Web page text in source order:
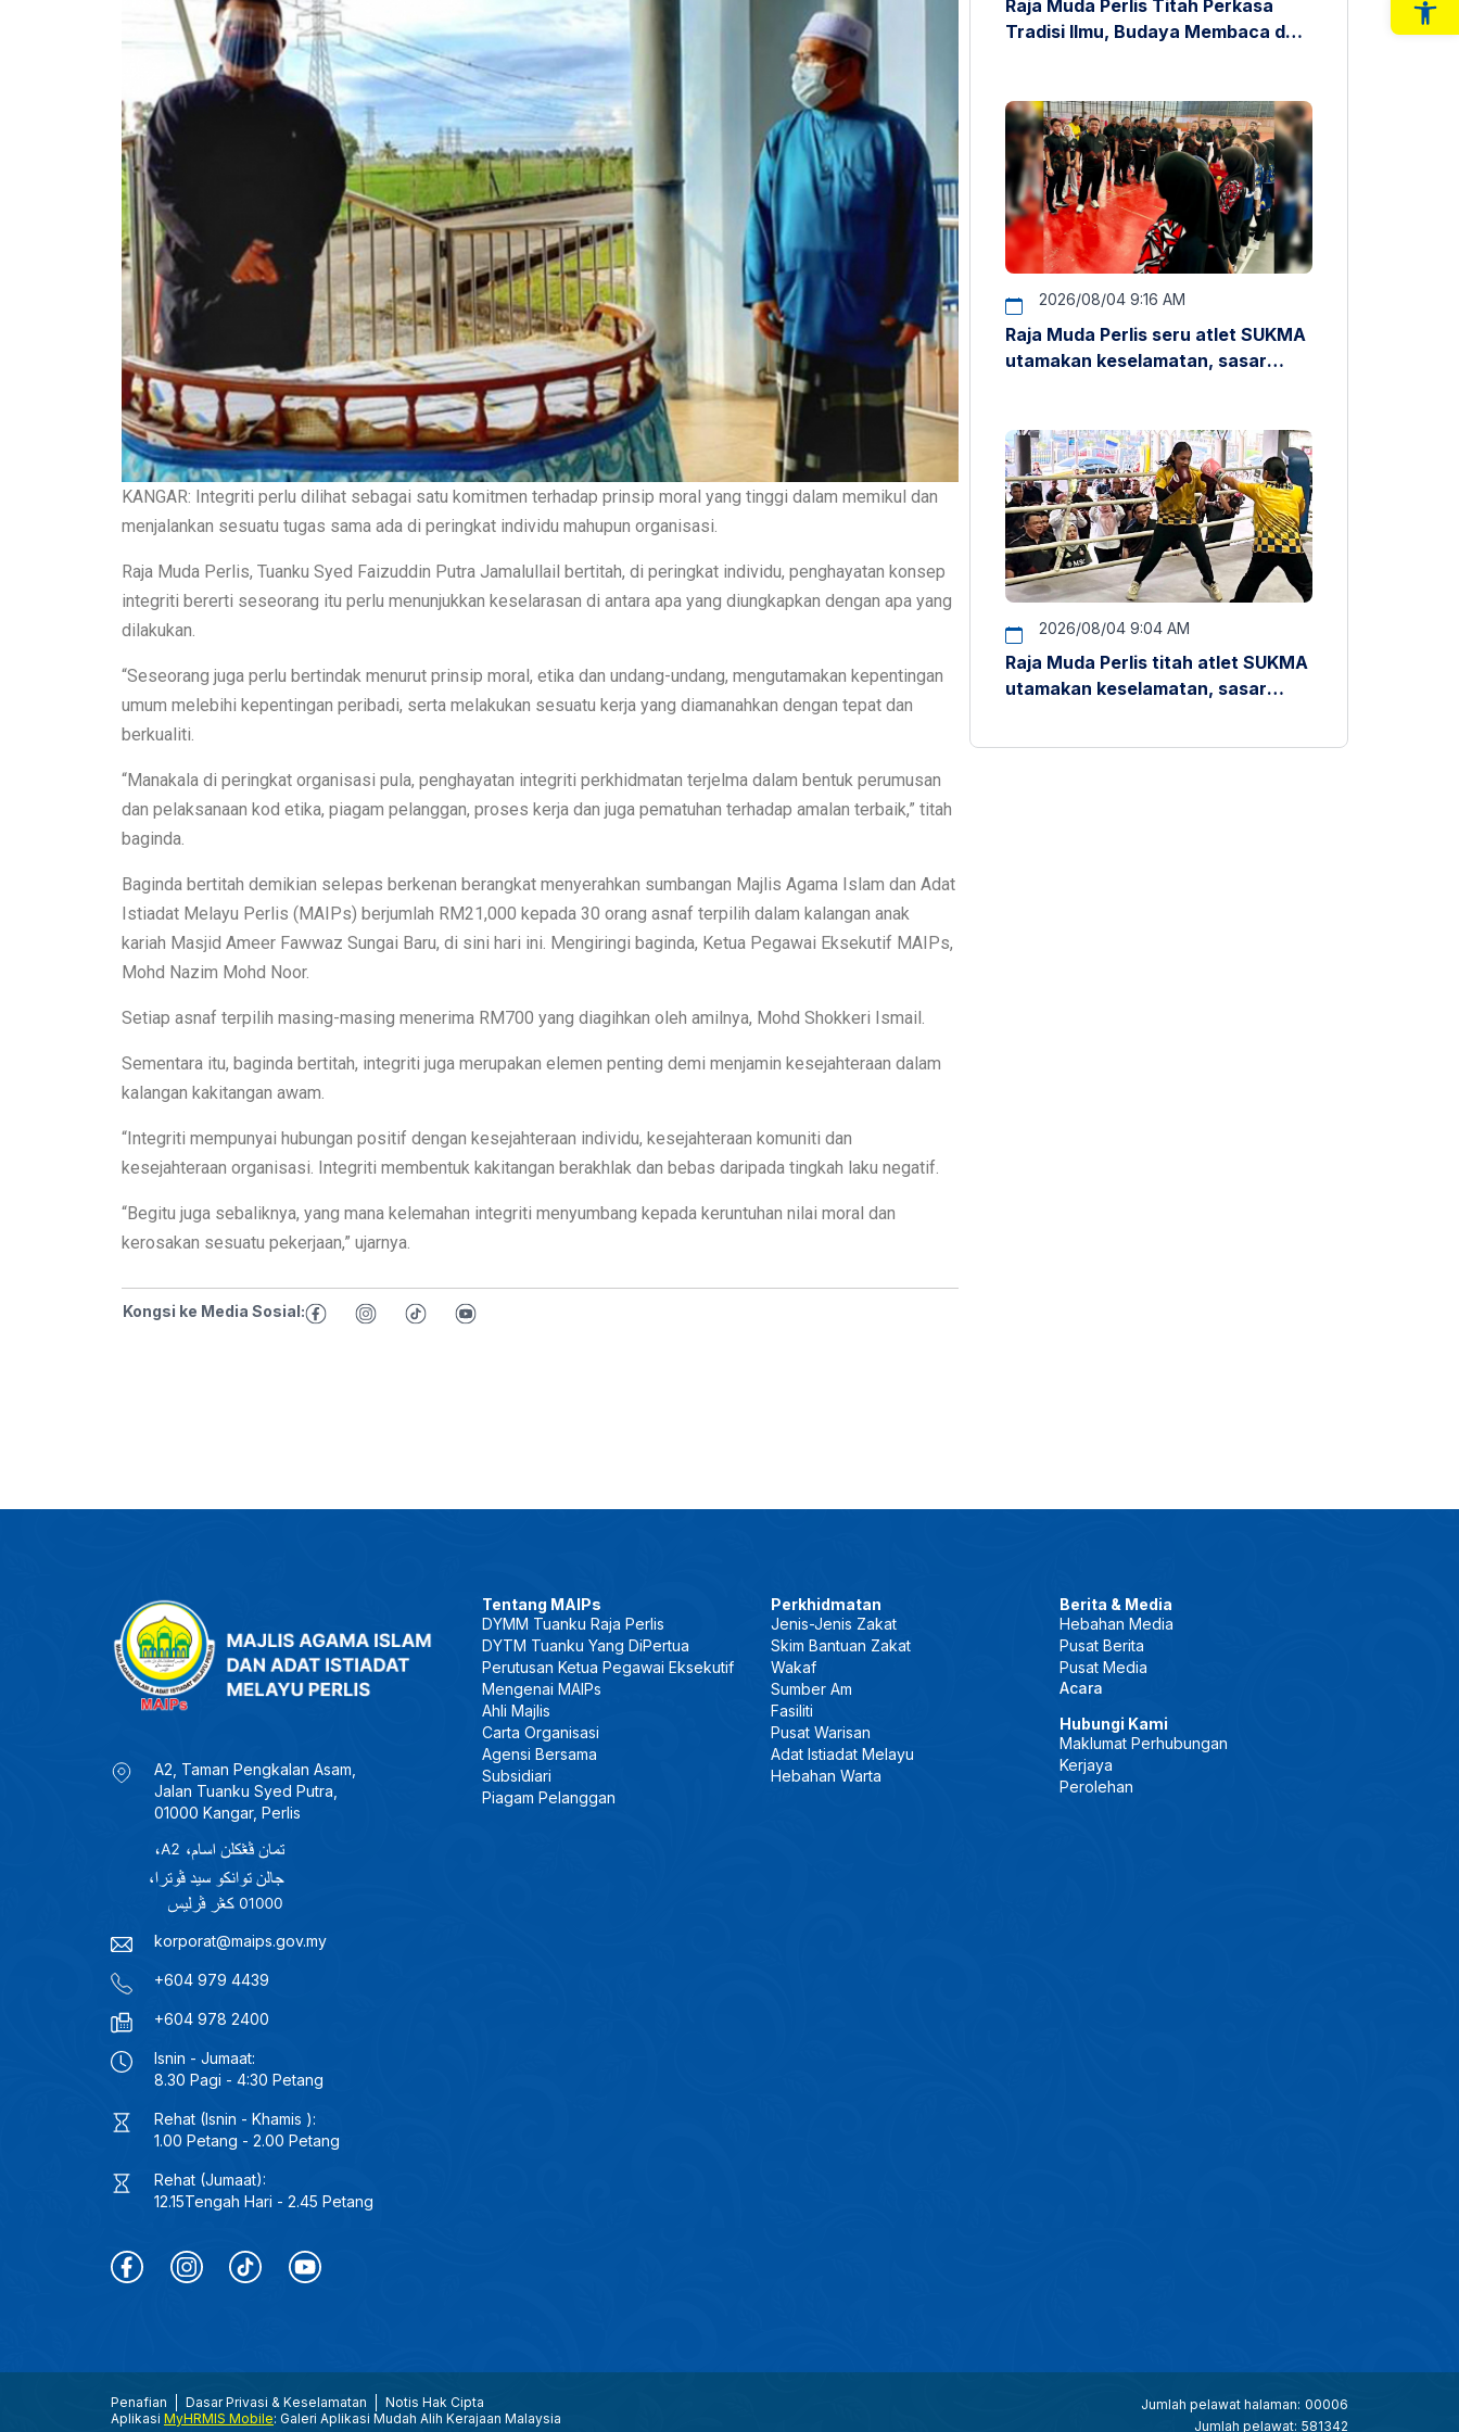
KANGAR: Integriti perlu dilihat sebagai satu komitmen terhadap prinsip moral yang tinggi dalam memikul dan
menjalankan sesuatu tugas sama ada di peringkat individu mahupun organisasi.
Raja Muda Perlis, Tuanku Syed Faizuddin Putra Jamalullail bertitah, di peringkat individu, penghayatan konsep
integriti bererti seseorang itu perlu menunjukkan keselarasan di antara apa yang diungkapkan dengan apa yang
dilakukan.
“Seseorang juga perlu bertindak menurut prinsip moral, etika dan undang-undang, mengutamakan kepentingan
umum melebihi kepentingan peribadi, serta melakukan sesuatu kerja yang diamanahkan dengan tepat dan
berkualiti.
“Manakala di peringkat organisasi pula, penghayatan integriti perkhidmatan terjelma dalam bentuk perumusan
dan pelaksanaan kod etika, piagam pelanggan, proses kerja dan juga pematuhan terhadap amalan terbaik,” titah
baginda.
Baginda bertitah demikian selepas berkenan berangkat menyerahkan sumbangan Majlis Agama Islam dan Adat
Istiadat Melayu Perlis (MAIPs) berjumlah RM21,000 kepada 30 orang asnaf terpilih dalam kalangan anak
kariah Masjid Ameer Fawwaz Sungai Baru, di sini hari ini. Mengiringi baginda, Ketua Pegawai Eksekutif MAIPs,
Mohd Nazim Mohd Noor.
Setiap asnaf terpilih masing-masing menerima RM700 yang diagihkan oleh amilnya, Mohd Shokkeri Ismail.
Sementara itu, baginda bertitah, integriti juga merupakan elemen penting demi menjamin kesejahteraan dalam
kalangan kakitangan awam.
“Integriti mempunyai hubungan positif dengan kesejahteraan individu, kesejahteraan komuniti dan
kesejahteraan organisasi. Integriti membentuk kakitangan berakhlak dan bebas daripada tingkah laku negatif.
“Begitu juga sebaliknya, yang mana kelemahan integriti menyumbang kepada keruntuhan nilai moral dan
kerosakan sesuatu pekerjaan,” ujarnya.
Kongsi ke Media Sosial:
Raja Muda Perlis Titah Perkasa
Tradisi Ilmu, Budaya Membaca dan
2026/08/04 9:16 AM
Raja Muda Perlis seru atlet SUKMA
utamakan keselamatan, sasar
2026/08/04 9:04 AM
Raja Muda Perlis titah atlet SUKMA
utamakan keselamatan, sasar
A2, Taman Pengkalan Asam,
Jalan Tuanku Syed Putra,
01000 Kangar, Perlis
korporat@maips.gov.my
+604 979 4439
+604 978 2400
Isnin - Jumaat:
8.30 Pagi - 4:30 Petang
Rehat (Isnin - Khamis ):
1.00 Petang - 2.00 Petang
Rehat (Jumaat):
12.15Tengah Hari - 2.45 Petang
Tentang MAIPs
DYMM Tuanku Raja Perlis
DYTM Tuanku Yang DiPertua
Perutusan Ketua Pegawai Eksekutif
Mengenai MAIPs
Ahli Majlis
Carta Organisasi
Agensi Bersama
Subsidiari
Piagam Pelanggan
Perkhidmatan
Jenis-Jenis Zakat
Skim Bantuan Zakat
Wakaf
Sumber Am
Fasiliti
Pusat Warisan
Adat Istiadat Melayu
Hebahan Warta
Berita & Media
Hebahan Media
Pusat Berita
Pusat Media
Acara
Hubungi Kami
Maklumat Perhubungan
Kerjaya
Perolehan
Penafian Dasar Privasi & Keselamatan
Notis Hak Cipta
Aplikasi MyHRMIS Mobile: Galeri Aplikasi Mudah Alih Kerajaan Malaysia
Jumlah pelawat halaman: 00006
Jumlah pelawat: 581342